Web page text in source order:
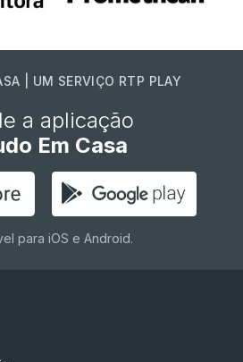
| UM SERVIÇO RTP PLAY
a aplicação
Em Casa
para iOS e Android.